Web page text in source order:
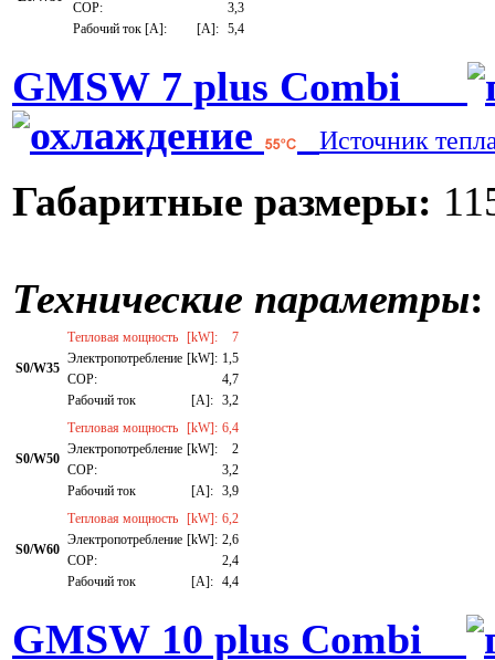
СОР:
3,3
Рабочий ток [A]:
[A]: 5,4
GMSW 7 plus Combi
Источник
Габаритные размеры:
Технические параметры:
S0/W35
Тепловая мощность [kW]:
7
Электропотребление [kW]: 1,5
СОР:
4,7
Рабочий ток
[A]: 3,2
S0/W50
Тепловая мощность [kW]: 6,4
Электропотребление [kW]:
2
СОР:
3,2
Рабочий ток
[A]: 3,9
S0/W60
Тепловая мощность [kW]: 6,2
Электропотребление [kW]: 2,6
СОР:
2,4
Рабочий ток
[A]: 4,4
GMSW 10 plus Combi